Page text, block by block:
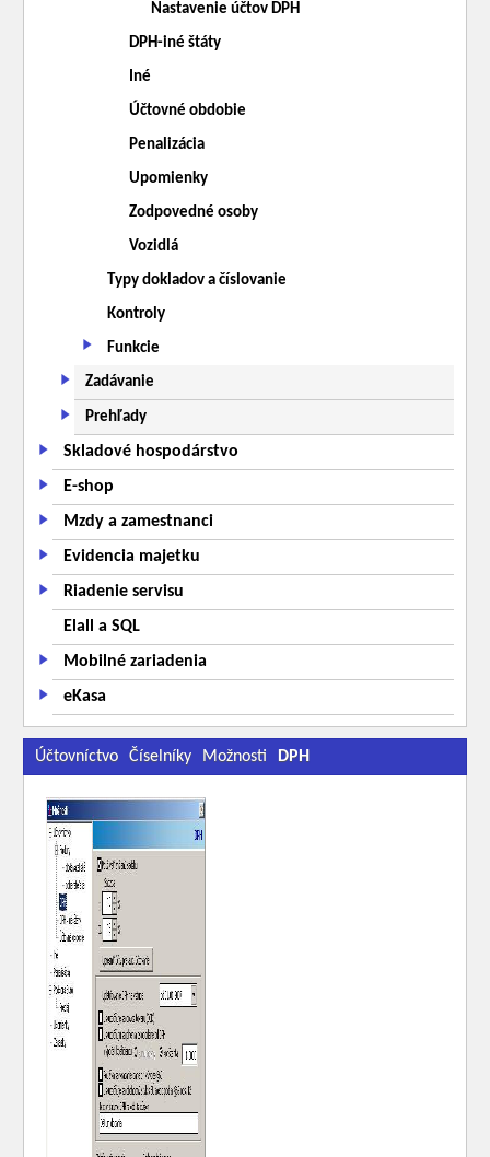
Nastavenie účtov DPH
DPH-iné štáty
Iné
Účtovné obdobie
Penalizácia
Upomienky
Zodpovedné osoby
Vozidlá
Typy dokladov a číslovanie
Kontroly
Funkcie
Zadávanie
Prehľady
Skladové hospodárstvo
E-shop
Mzdy a zamestnanci
Evidencia majetku
Riadenie servisu
Elall a SQL
Mobilné zariadenia
eKasa
Účtovníctvo Číselníky Možnosti DPH